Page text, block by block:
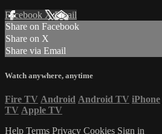
Facebook XEmail
Share on Facebook
Share on X
Share via Email
Watch anywhere, anytime
Fire TV Android Android TV iPhone
TV Apple TV
Help Terms Privacy Cookies Sign in